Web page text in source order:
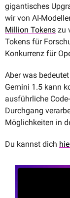
gigantisches
wir von AI-
Million Tokens zu
Tokens für
Konkurrenz für
Aber was
Gemini 1.5 kann
ausführliche
Durchgang
Möglichkeiten in
Du kannst dich